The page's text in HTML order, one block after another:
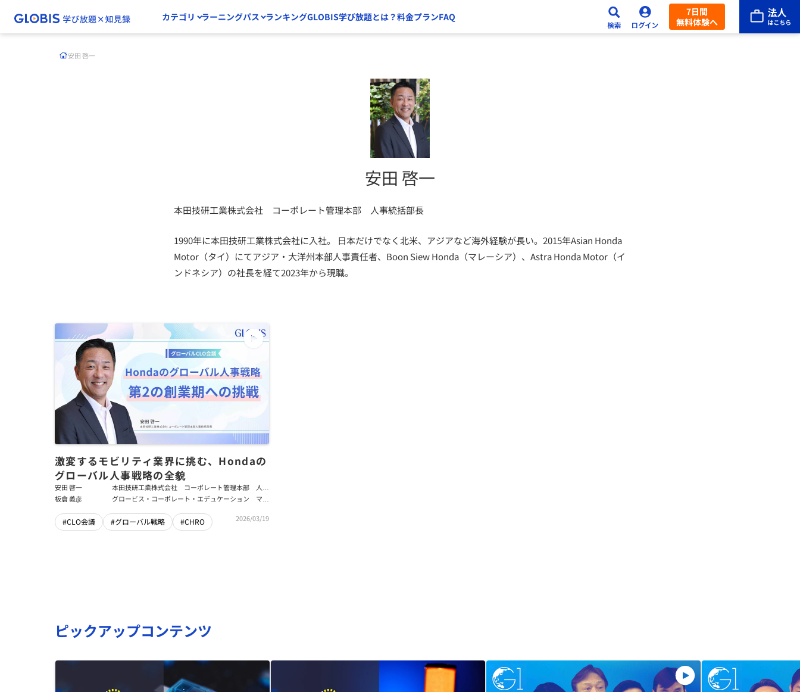
カテゴリ ラーニングパス ランキングGLOBIS学び放題とは？料金プランFAQ
7日間
無料体験へ
安田 啓一
安田 啓一
本田技研工業株式会社 コーポレート管理本部 人事統括部長
1990年に本田技研工業株式会社に入社。 日本だけでなく北米、アジアなど海外経験が長い。2015年Asian Honda
Motor（タイ）にてアジア・大洋州本部人事責任者、Boon Siew Honda（マレーシア）、Astra Honda Motor（イ
ンドネシア）の社長を経て2023年から現職。
激変するモビリティ業界に挑む、Hondaの
グローバル人事戦略の全貌
安田 啓一
本田技研工業株式会社 コーポレート管理本部 人事
統括部長
板倉 義彦
グロービス・コーポレート・エデュケーション マネ
#CLO会議 #グローバル戦略 #CHRO 2026/03/19
ピックアップコンテンツ